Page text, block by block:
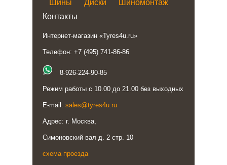
Шины Диски
Шиномонтаж
Контакты
Интернет-магазин «Tyres4u.ru»
Телефон: +7 (495) 741-86-86
8-926-224-90-85
Режим работы с 10.00 до 21.00 без выходных
E-mail: sales@tyres4u.ru
Адрес: г. Москва,
Симоновский вал д. 2 стр. 10
схема проезда